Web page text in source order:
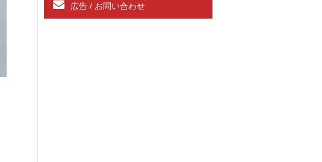
広告 / お問い合わせ